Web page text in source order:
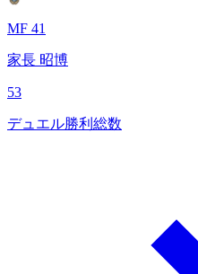
MF 41
家長 昭博
53
デュエル勝利総数